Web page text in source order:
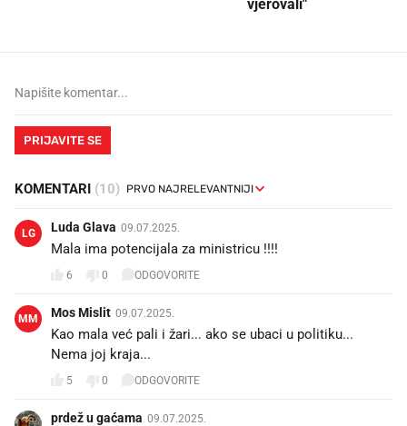
vjerovali"
PRIJAVITE SE
KOMENTARI (10)
LG Luda Glava 09.07.2025.
Mala ima potencijala za ministricu !!!!
6 0 ODGOVORITE
MM Mos Mislit 09.07.2025.
Kao mala već pali i žari... ako se ubaci u politiku...
Nema joj kraja...
5 0 ODGOVORITE
prdež u gaćama 09.07.2025.